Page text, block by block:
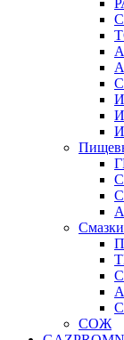
И
Смазки
СОЖ